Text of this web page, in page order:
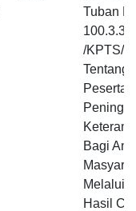
Tuban
/KPTS/
Tentang
Peserta
Bagi
Melalui
Hasil